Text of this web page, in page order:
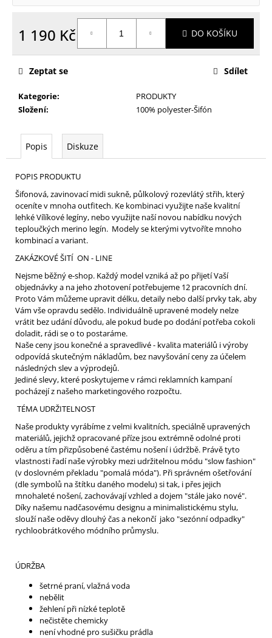
1 190 Kč DO KOŠÍKU
Kategorie:
PRODUKTY
Složení: 100% polyester-Šifón
Zeptat se Sdílet
Popis Diskuze
POPIS PRODUKTU
Šifonová, zavinovací midi sukně, půlkolový rozevlátý střih, který
oceníte v mnoha outfitech. Ke kombinaci využijte naše kvalitní
lehké Vílíkové legíny, nebo využijte naší novou nabídku nových
teploučkých merino legín. Modely se kterými vytvoříte mnoho
kombinací a variant.
ZAKÁZKOVÉ ŠITÍ ON - LINE
Nejsme běžný e-shop. Každý model vzniká až po přijetí Vaší
objednávky a na jeho zhotovení potřebujeme 12 pracovních dní.
Proto Vám můžeme upravit délku, detaily nebo další prvky tak, aby
Vám vše opravdu sedělo. Individuálně upravené modely nelze
vrátit bez udání důvodu, ale pokud bude po dodání potřeba cokoli
doladit, rádi se o to postaráme.
Naše ceny jsou konečné a spravedlivé - kvalita materiálů i výroby
odpovídá skutečným nákladům, bez navyšování ceny za účelem
následných slev a výprodejů.
Jediné slevy, které poskytujeme v rámci reklamních kampaní
pocházejí z našeho marketingového rozpočtu.
TÉMA UDRŽITELNOST
Naše produkty vyrábíme z velmi kvalitních, speciálně upravených
materiálů, jejichž opracované příze jsou extrémně odolné proti
oděru a tím přizpůsobené častému nošení i údržbě. Právě tyto
vlastnosti řadí naše výrobky mezi udržitelnou módu "slow fashion"
(v doslovném překladu "pomalá móda"). Při správném ošetřování
(dle symbolů na štítku daného modelu) si tak, i přes jejich
mnohaleté nošení, zachovávají vzhled a dojem "stále jako nové".
Díky našemu nadčasovému designu a minimalistickému stylu,
slouží naše oděvy dlouhý čas a nekončí jako "sezónní odpadky"
rychloobrátkového módního průmyslu.
ÚDRŽBA
šetrné praní, vlažná voda
nebělit
žehlení při nízké teplotě
nečistěte chemicky
není vhodné pro sušičku prádla